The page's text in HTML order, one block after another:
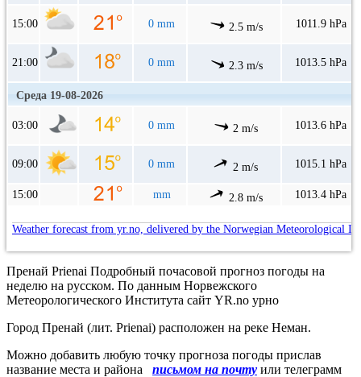
15:00 0 mm 2.5 m/s 1011.9 hPa
21:00 0 mm 2.3 m/s 1013.5 hPa
Среда 19-08-2026
03:00 0 mm 2 m/s 1013.6 hPa
09:00 0 mm 2 m/s 1015.1 hPa
15:00 mm 2.8 m/s 1013.4 hPa
Weather forecast from yr.no, delivered by the Norwegian Meteorological
Пренай Prienai Подробный почасовой прогноз погоды на
неделю на русском. По данным Норвежского
Метеорологического Института сайт YR.no урно
Город Пренай (лит. Prienai) расположен на реке Неман.
Можно добавить любую точку прогноза погоды прислав
название места и района
письмом на почту или телеграмм